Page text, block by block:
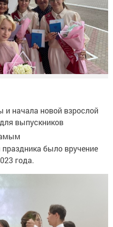
начала новой взрослой
выпускников
было вручение
года.